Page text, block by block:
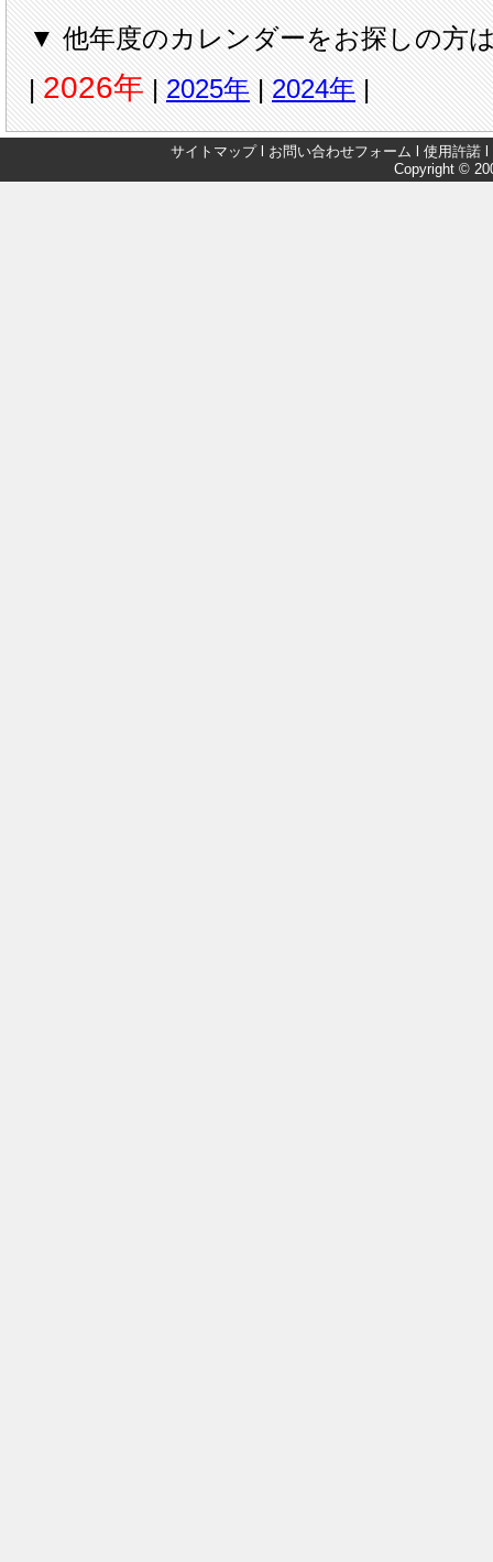
▼ 他年度のカレンダーをお探しの方
| 2026年 | 2025年 | 2024年 |
サイトマップl お問い合わせフォーム 使用許諾
Copyright ©